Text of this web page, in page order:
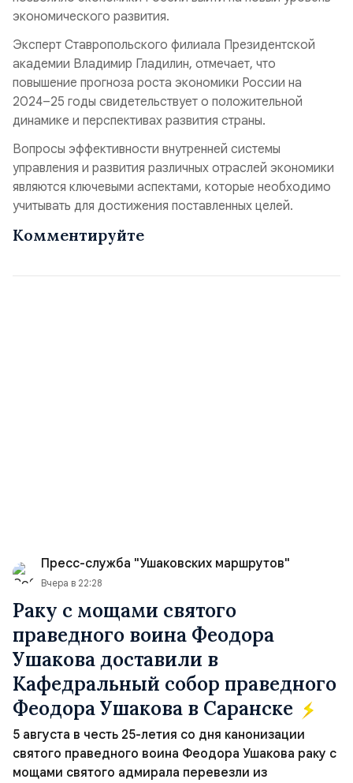
экономического развития.
Эксперт Ставропольского филиала Президентской
академии Владимир Гладилин, отмечает, что
повышение прогноза роста экономики России на
2024–25 годы свидетельствует о положительной
динамике и перспективах развития страны.
Вопросы эффективности внутренней системы
управления и развития различных отраслей экономики
являются ключевыми аспектами, которые необходимо
учитывать для достижения поставленных целей.
Комментируйте
Пресс-служба "Ушаковских маршрутов"
Вчера в 22:28
Раку с мощами святого
праведного воина Феодора
Ушакова доставили в
Кафедральный собор праведного
Феодора Ушакова в Саранске
5 августа в честь 25-летия со дня канонизации
святого праведного воина Феодора Ушакова раку с
мощами святого адмирала перевезли из